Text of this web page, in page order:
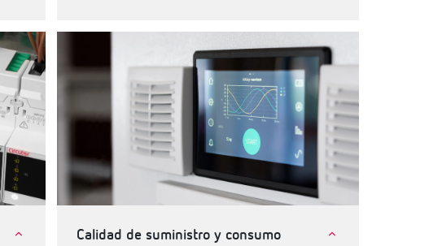
Telecomunicaciones e instalaciones críticas
Terciario, edificios e infraestructuras
Calidad de suministro y consumo